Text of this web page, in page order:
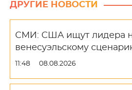
ДРУГИЕ НОВОСТИ
СМИ: США ищут лидера
венесуэльскому
11:48 08.08.2026